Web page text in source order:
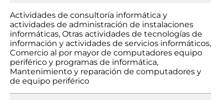
Actividades de consultoría informática y
actividades de administración de instalaciones
informáticas, Otras actividades de tecnologías de
información y actividades de servicios informáticos,
Comercio al por mayor de computadores equipo
periférico y programas de informática,
Mantenimiento y reparación de computadores y
de equipo periférico